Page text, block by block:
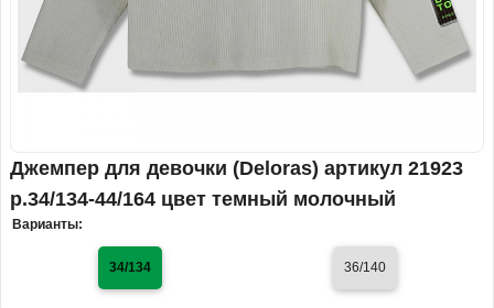
Джемпер для девочки (Deloras) артикул 21923
р.34/134-44/164 цвет темный молочный
Варианты:
34/134 36/140